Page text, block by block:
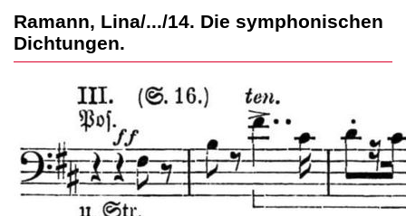
Ramann, Lina/.../14. Die symphonischen
Dichtungen.